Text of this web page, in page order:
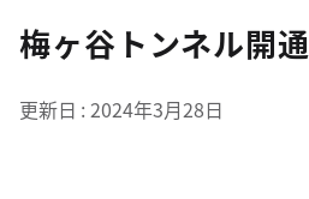
梅ヶ谷トンネル開
更新日 2024年3月28日